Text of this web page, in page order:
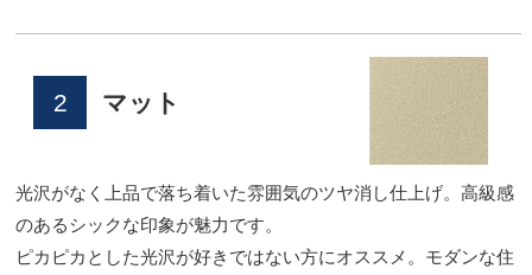
2 マット
光沢がなく上品で落ち着いた雰囲気のツヤ消し仕上げ。高級感
のあるシックな印象が魅力です。
ピカピカとした光沢が好きではない方にオススメ。モダンな住